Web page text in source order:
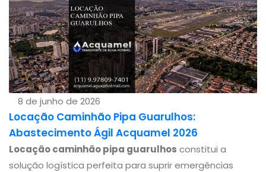
8 de junho de 2026
Locação Caminhão Pipa Guarulhos:
Abastecimento Ágil Acquamel 2026
Locação caminhão pipa guarulhos constitui a
solução logística perfeita para suprir emergências